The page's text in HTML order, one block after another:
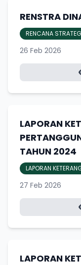
RENSTRA
RENCANA
26 Feb 2026
LAPORAN
TAHUN 2024
LAPORAN
27 Feb 2026
LAPORAN